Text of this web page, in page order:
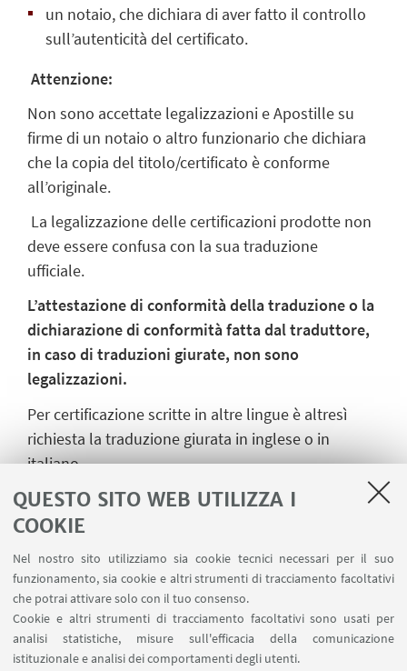
QUESTO SITO WEB UTILIZZA I
COOKIE
Nel nostro sito utilizziamo sia cookie tecnici necessari per il suo
funzionamento, sia cookie e altri strumenti di tracciamento facoltativi
che potrai attivare solo con il tuo consenso.
Cookie e altri strumenti di tracciamento facoltativi sono usati per
analisi statistiche, misure sull'efficacia della comunicazione
istituzionale e analisi dei comportamenti degli utenti.
un notaio, che dichiara di aver fatto il controllo
sull’autenticità del certificato.
Attenzione:
Non sono accettate legalizzazioni e Apostille su
firme di un notaio o altro funzionario che dichiara
che la copia del titolo/certificato è conforme
all’originale.
La legalizzazione delle certificazioni prodotte non
deve essere confusa con la sua traduzione
ufficiale.
L’attestazione di conformità della traduzione o la
dichiarazione di conformità fatta dal traduttore,
in caso di traduzioni giurate, non sono
legalizzazioni.
Per certificazione scritte in altre lingue è altresì
richiesta la traduzione giurata in inglese o in
italiano.
Se non sei ancora in Italia, latraduzione deve
essere fatta secondo le modalità stabilite dal
Internazionale (MAECI).
Se sei in Italia puoi ottenere la traduzione presso
un tribunale a cura di un traduttore ufficiale che
non può coincidere con il possessore del titolo